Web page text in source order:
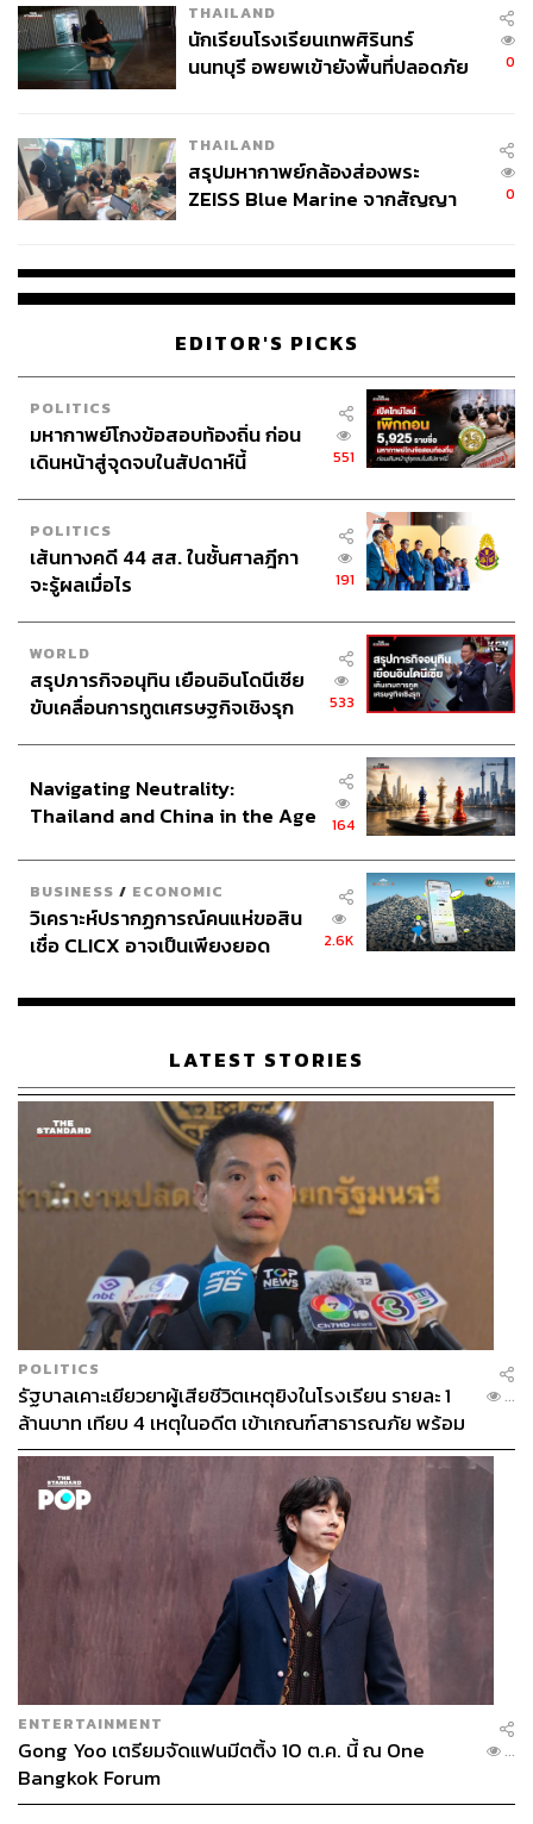
อีกหนึ่งประเด็นสำคัญคือแนวคิดการจัดการลิขสิทธิ์อย่างเป็น
ธรรม โดยกำหนดให้ มาสเตอร์ เป็นของค่าย ขณะที่ลิขสิทธิ์
แม้มีความเสี่ยงเมื่อหมดสัญญา แต่อีกทางก็ช่วยสร้างความไว้
วางใจในระยะยาว พร้อมกันนี้ ยังเน้นความยืดหยุ่นในการจัด
เก็บค่าลิขสิทธิ์ เพื่อเปิดโอกาสให้ศิลปิน โดยเฉพาะศิลปินหน้า
โดยปัจจุบัน โมเดลรายได้ในวงการเพลงกระจายออกเป็น
จากลิขสิทธิ์ และงานจ้างอื่น เช่น อินฟลูเอนเซอร์หรือพรี
เซนเตอร์
ผู้บริหารค่ายกล่าวถึงเป้าหมายระยะยาวว่า ไม่ได้มุ่งเพียงการ
เติบโตของธุรกิจ แต่ต้องการวางรากฐานให้อุตสาหกรรม
เปิดโอกาสให้แข่งขันในตลาดต่างประเทศ โดยก่อนหน้านี้ได้
ศึกษาต้นแบบจากประเทศที่อุตสาหกรรมเพลงแข็งแกร่ง เช่น
เกาหลีใต้, ญี่ปุ่น และสหรัฐอเมริกา เพื่อนำมาปรับใช้ให้
เหมาะสมกับบริบทไทย
ขณะเดียวกัน ยังสะท้อนภาพรวมอุตสาหกรรมดนตรีและ
คอนเสิร์ตว่า กำลังเผชิญแรงกดดันจากต้นทุนที่เพิ่มสูงขึ้น ซึ่ง
สวนทางกับกำลังซื้อของผู้บริโภคที่ชะลอตัว แต่มองว่าความ
ต้องการบริโภคความบันเทิงยังคงมีอยู่ และในมุมของผู้
ประกอบการต้องปรับกลยุทธ์ เช่น การบริหารต้นทุนให้มี
ประสิทธิภาพ ด้วยการลดงบการจัดทำมิวสิกวิดีโอ หรือหันไป
ใช้โปรดักชันคอนเสิร์ตแบบมินิมอล รวมถึงเปิดรับความร่วม
มือกับพันธมิตรใหม่ๆ เพื่อรวมทรัพยากรและขยายขนาด
อุตสาหกรรม
นอกจากนี้ ยังตั้งเป้าลบภาพจำอาชีพศิลปินที่ในอดีตถูกมองว่า
และสื่อเป็นหลัก ขณะที่พฤติกรรมผู้ฟัง โดยเฉพาะกลุ่มอายุ
รสนิยมเดิมเมื่ออายุมากขึ้น
ท้ายที่สุด ความท้าทายสำคัญของวงการคือความเข้าใจที่ไม่
ตรงกันระหว่างผู้มีส่วนเกี่ยวข้อง ไม่ว่าจะเป็นนักลงทุน แฟน
คลับ หรือผู้จัดเก็บลิขสิทธิ์ โดยเป้าหมายของครึ่งเก้า GROUP
คือการสร้างระบบและการสื่อสารที่ทำให้ทุกฝ่ายเข้าใจตรง
กัน สามารถทำงานร่วมกันได้อย่างเป็นธรรม และขับเคลื่อน
อุตสาหกรรมดนตรีไทยให้เติบโตอย่างยั่งยืนต่อไป
สามารถติดตาม THE STANDARD WEALTH
ผ่านแอปพลิเคชันต่างๆ ที่คุณสะดวกหรือใช้งานอยู่แล้วได้เลย
TAGS: บริษัท ครึ่งเก้า จำกัด
9Arkkhan
โอม-ปัณฑพล ประสารราชกิจ
คอนเสิร์ต
อุตสาหกรรมดนตรี
วงการเพลง
เพลง
THAILAND
นักเรียนโรงเรียนเทพศิรินทร์
นนทบุรี อพยพเข้ายังพื้นที่ปลอดภัย
0
THAILAND
สรุปมหากาพย์กล้องส่องพระ
ZEISS Blue Marine จากสัญญา
จ่ายหนี้-แอบระบุแบรนด์
0
EDITOR'S PICKS
POLITICS
มหากาพย์โกงข้อสอบท้องถิ่น ก่อน
เดินหน้าสู่จุดจบในสัปดาห์นี้
551
POLITICS
เส้นทางคดี 44 สส. ในชั้นศาลฎีกา
จะรู้ผลเมื่อไร
191
WORLD
สรุปภารกิจอนุทิน เยือนอินโดนีเซีย
ขับเคลื่อนการทูตเศรษฐกิจเชิงรุก
533
Navigating Neutrality:
Thailand and China in the Age
164
BUSINESS / ECONOMIC
วิเคราะห์ปรากฏการณ์คนแห่ขอสิน
เชื่อ CLICX อาจเป็นเพียงยอด
เรือนไทยที่ถูกซุกไว้
2.6K
LATEST STORIES
POLITICS
รัฐบาลเคาะเยียวยาผู้เสียชีวิตเหตุยิงในโรงเรียน รายละ 1
ล้านบาท เทียบ 4 เหตุในอดีต เข้าเกณฑ์สาธารณภัย พร้อม
เร่งจ่ายโดยเร็ว
...
ENTERTAINMENT
Gong Yoo เตรียมจัดแฟนมีตติ้ง 10 ต.ค. นี้ ณ One
Bangkok Forum
...